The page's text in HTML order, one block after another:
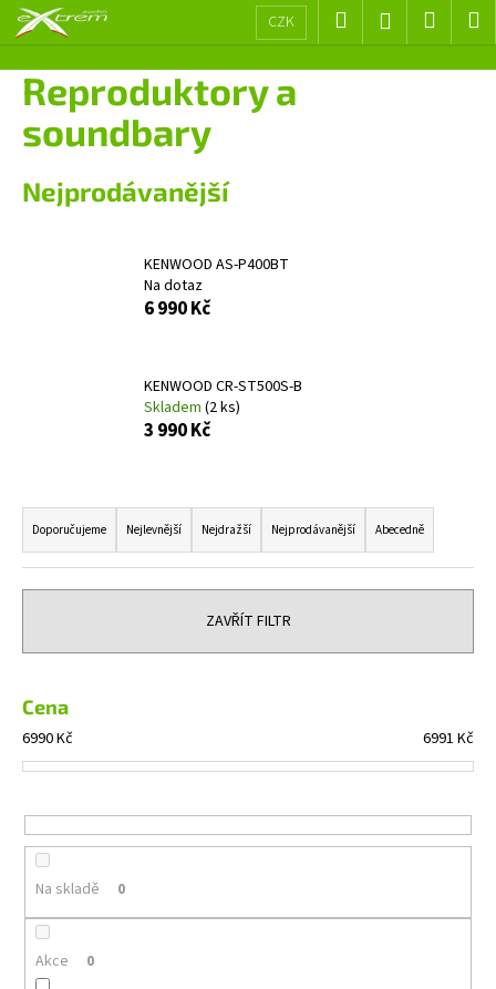
Přejít
CZK Hledat Přihlášení
košík
Reproduktory a
soundbary
Nejprodávanější
KENWOOD AS-P400BT
Na dotaz
6 990 Kč
KENWOOD CR-ST500S-B
Skladem (2 ks)
3 990 Kč
Ř
a
z
e
í
r
o
d
k
t
Doporučujeme Nejlevnější Nejdražší Nejprodávanější Abecedně
ZAVŘÍT FILTR
Cena
6990Kč 6991 Kč
Na skladě 0
Akce 0
š
C
o
p
o
a
j
í
D
o